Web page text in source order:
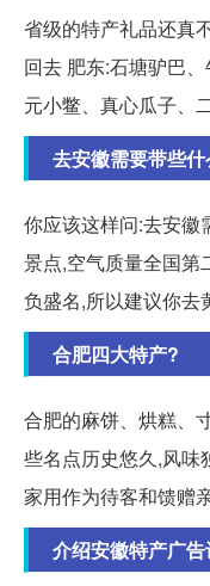
省级的特产礼品还真
回去 肥东:石塘驴巴
元小鳖、真心瓜子、
去安徽需要带些
你应该这样问:去安徽
景点,空气质量全国第
负盛名,所以建议你去
合肥四大特产?
合肥的麻饼、烘糕、
些名点历史悠久,风味
家用作为待客和馈赠
介绍安徽特产广